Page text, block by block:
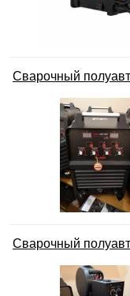
Сварочный
Сварочный